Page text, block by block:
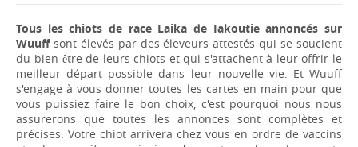
Tous les chiots de race Laika de Iakoutie annoncés sur
Wuuffsont élevés par des éleveurs attestés qui se soucient
du bien-être de leurs chiots et qui s'attachent à leur offrir le
meilleur départ possible dans leur nouvelle vie. Et Wuuff
s'engage à vous donner toutes les cartes en main pour que
vous puissiez faire le bon choix, c'est pourquoi nous nous
assurerons que toutes les annonces sont complètes et
précises. Votre chiot arrivera chez vous en ordre de vaccins